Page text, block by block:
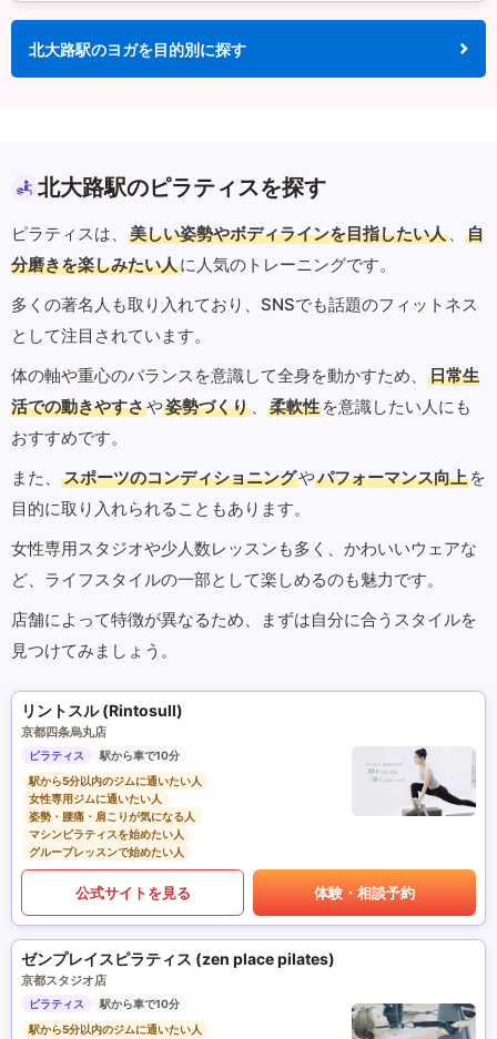
北大路駅のヨガを目的別に探す
北大路駅のピラティスを探す
ピラティスは、 美しい姿勢やボディラインを目指したい人 、
自
分磨きを楽しみたい人に人気のトレーニングです。
多くの著名人も取り入れており、SNSでも話題のフィットネス
として注目されています。
体の軸や重心のバランスを意識して全身を動かすため、
日常生
活での動きやすさや姿勢づくり 、 柔軟性 を意識したい人にも
おすすめです。
また、
スポーツのコンディショニングやパフォーマンス向上 を
目的に取り入れられることもあります。
女性専用スタジオや少人数レッスンも多く、かわいいウェアな
ど、ライフスタイルの一部として楽しめるのも魅力です。
店舗によって特徴が異なるため、まずは自分に合うスタイルを
見つけてみましょう。
リントスル (Rintosull)
京都四条烏丸店
ピラティス
駅から車で10分
駅から5分以内のジムに通いたい人
女性専用ジムに通いたい人
姿勢・腰痛・肩こりが気になる人
マシンピラティスを始めたい人
グループレッスンで始めたい人
公式サイトを見る 体験・相談予約
ゼンプレイスピラティス (zen place pilates)
京都スタジオ店
ピラティス
駅から車で10分
駅から5分以内のジムに通いたい人